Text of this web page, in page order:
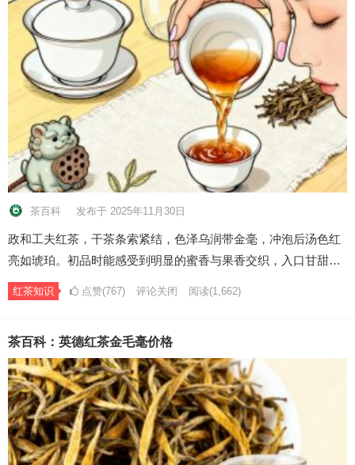
茶百科 发布于 2025年11月30日
政和工夫红茶，干茶条索紧结，色泽乌润带金毫，冲泡后汤色红
亮如琥珀。初品时能感受到明显的蜜香与果香交织，入口甘甜…
红茶知识 点赞(767) 评论关闭 阅读(1,662)
茶百科：英德红茶金毛毫价格